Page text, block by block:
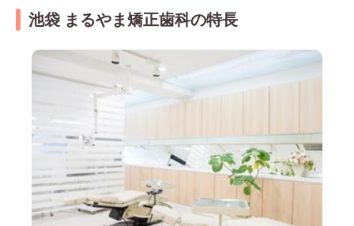
池袋 まるやま矯正歯科の特長